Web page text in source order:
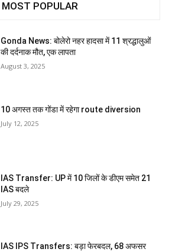
MOST POPULAR
Gonda News: बोलेरो नहर हादसा में 11 श्रद्धालुओं
की दर्दनाक मौत, एक लापता
August 3, 2025
10 अगस्त तक गोंडा में रहेगा route diversion
July 12, 2025
IAS Transfer: UP में 10 जिलों के डीएम समेत 21
IAS बदले
July 29, 2025
IAS IPS Transfers: बड़ा फेरबदल, 68 अफसर